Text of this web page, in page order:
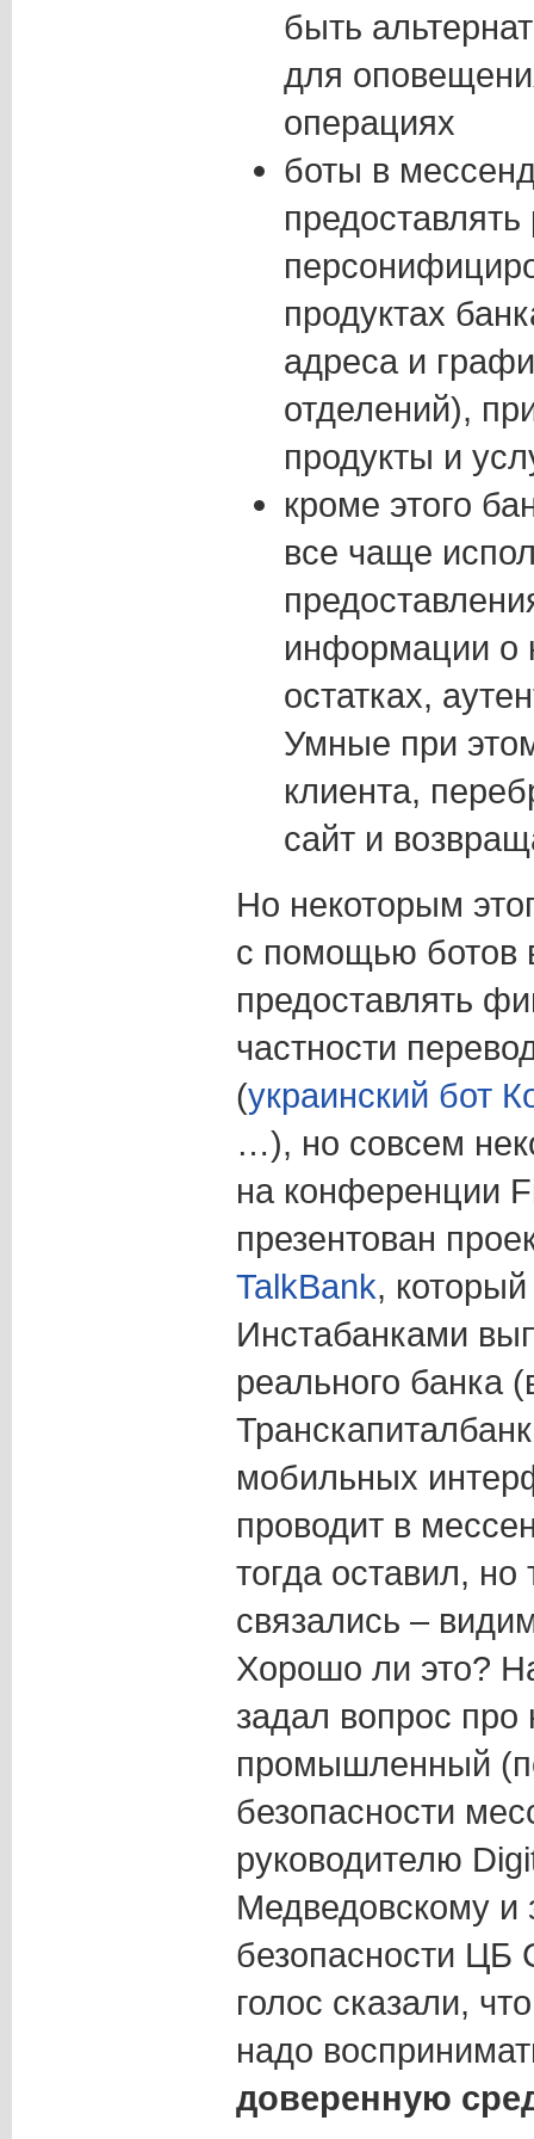
быть
для
операциях
боты в
продуктах
адреса и
отделений),
продукты и
кроме этого
все чаще
информации о
остатках,
Умные при
клиента,
сайт и
Но некоторым
с помощью ботов
предоставлять
частности
(украинский бот
…), но совсем
на конференции
презентован
TalkBank,
Инстабанками
реального банка
мобильных
проводит в
тогда оставил,
связались –
Хорошо ли это?
задал вопрос
промышленный
безопасности
руководителю
Медведовскому и
безопасности ЦБ
голос сказали,
надо
доверенную